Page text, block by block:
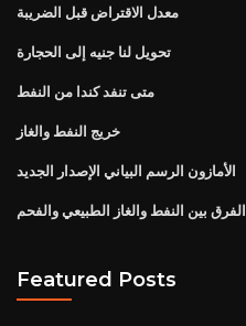
معدل الاقتراض قبل الضريبة
تحويل لنا جنيه إلى الحجارة
متى تنفد كندا من النفط
خريج النفط والغاز
الأمازون الرسم البياني الإصدار الجديد
الفرق بين النفط والغاز الطبيعي والفحم
Featured Posts